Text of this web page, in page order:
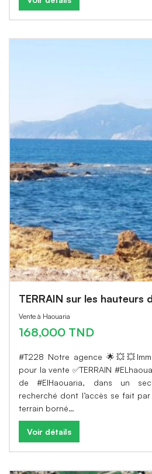
TERRAIN sur les hauteurs
Vente à Haouaria
168,000 TND
#T228 Notre agence
pour la vente ✅TERRAIN
de #ElHaouaria, dans un
recherché dont l’accès se fait
terrain borné…
Voir détails